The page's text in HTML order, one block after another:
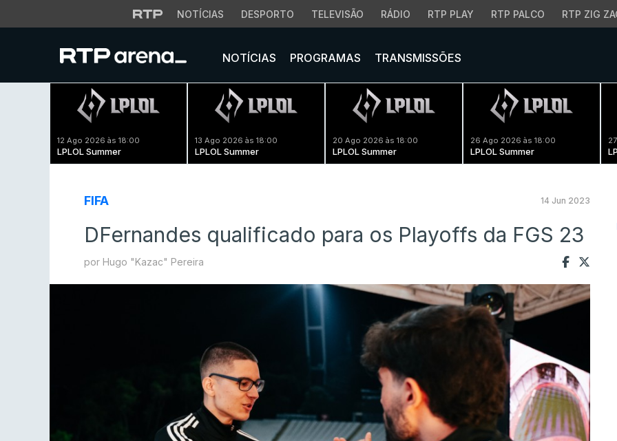
NOTÍCIAS DESPORTO TELEVISÃO RÁDIO RTP PLAY RTP PALCO RTP ZIG
NOTÍCIAS PROGRAMAS TRANSMISSÕES
12 Ago 2026 às 18:00
LPLOL Summer
13 Ago 2026 às 18:00
LPLOL Summer
20 Ago 2026 às 18:00
LPLOL Summer
26 Ago 2026 às 18:00
LPLOL Summer
FIFA 14 Jun 2023
DFernandes qualificado para os Playoffs da FGS 23
por Hugo "Kazac" Pereira